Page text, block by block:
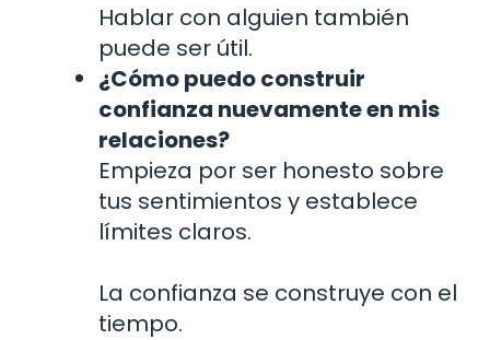
Hablar con alguien también
puede ser útil.
¿Cómo puedo construir
confianza nuevamente en mis
relaciones?
Empieza por ser honesto sobre
tus sentimientos y establece
límites claros.
La confianza se construye con el
tiempo.